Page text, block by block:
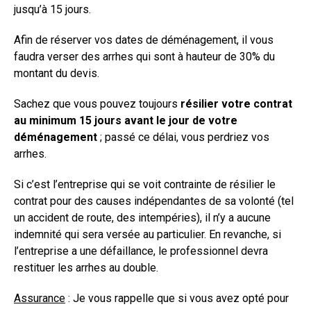
jusqu’à 15 jours.
Afin de réserver vos dates de déménagement, il vous
faudra verser des arrhes qui sont à hauteur de 30% du
montant du devis.
Sachez que vous pouvez toujours résilier votre contrat
au minimum 15 jours avant le jour de votre
déménagement ; passé ce délai, vous perdriez vos
arrhes.
Si c’est l’entreprise qui se voit contrainte de résilier le
contrat pour des causes indépendantes de sa volonté (tel
un accident de route, des intempéries), il n’y a aucune
indemnité qui sera versée au particulier. En revanche, si
l’entreprise a une défaillance, le professionnel devra
restituer les arrhes au double.
Assurance : Je vous rappelle que si vous avez opté pour